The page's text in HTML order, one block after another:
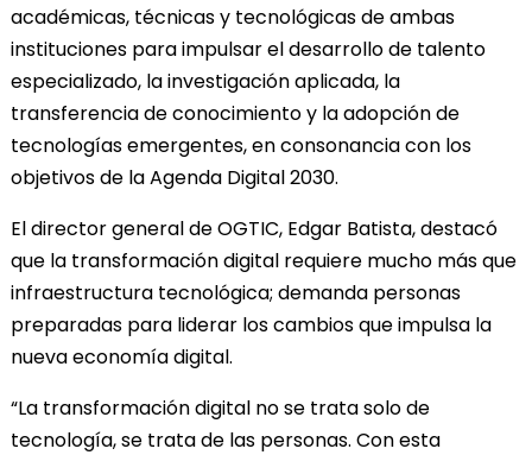
académicas, técnicas y tecnológicas de ambas
instituciones para impulsar el desarrollo de talento
especializado, la investigación aplicada, la
transferencia de conocimiento y la adopción de
tecnologías emergentes, en consonancia con los
objetivos de la Agenda Digital 2030.
El director general de OGTIC, Edgar Batista, destacó
que la transformación digital requiere mucho más que
infraestructura tecnológica; demanda personas
preparadas para liderar los cambios que impulsa la
nueva economía digital.
“La transformación digital no se trata solo de
tecnología, se trata de las personas. Con esta